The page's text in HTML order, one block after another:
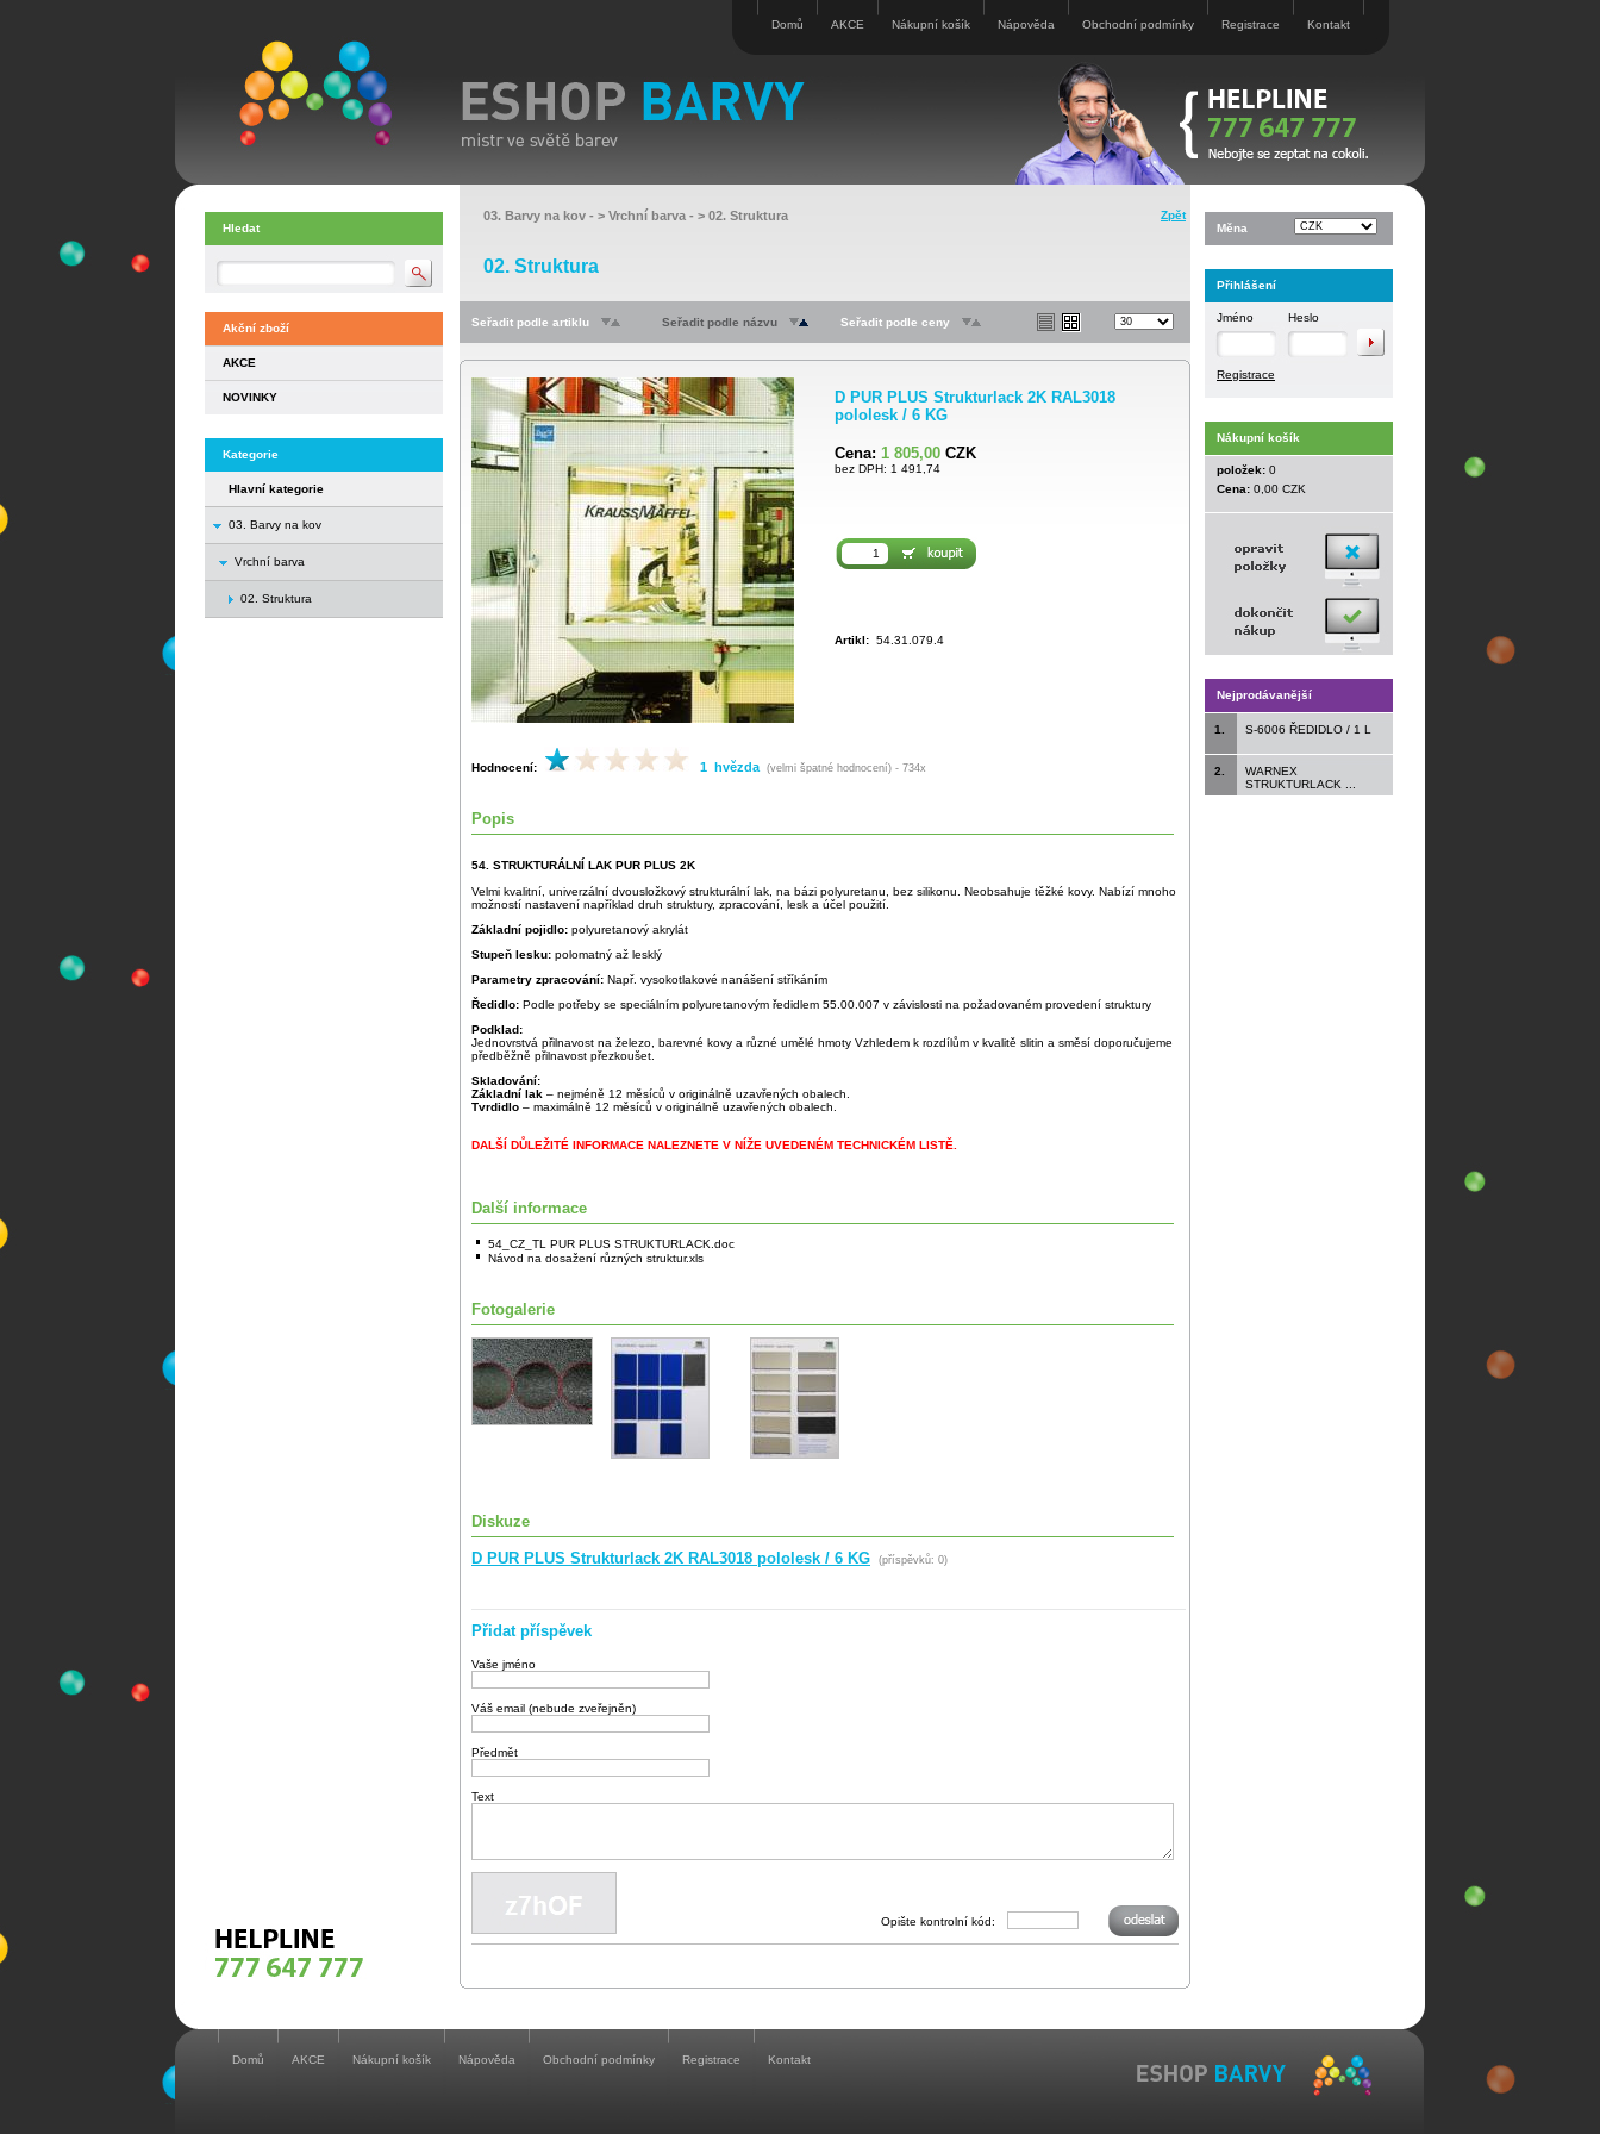
Domů AKCE Nákupní košík Nápověda Obchodní podmínky Registrace Kontakt
Hledat
Akční zboží
AKCE
NOVINKY
Kategorie
Hlavní kategorie
03. Barvy na kov
Vrchní barva
02. Struktura
03. Barvy na kov - > Vrchní barva - > 02. Struktura Zpět
02. Struktura
Seřadit podle artiklu Seřadit podle názvu Seřadit podle ceny
D PUR PLUS Strukturlack 2K RAL3018
pololesk / 6 KG
Cena: 1 805,00 CZK
bez DPH: 1 491,74
Artikl: 54.31.079.4
Hodnocení: 1 hvězda (velmi špatné hodnocení) - 734x
Popis
54. STRUKTURÁLNÍ LAK PUR PLUS 2K
Velmi kvalitní, univerzální dvousložkový strukturální lak, na bázi polyuretanu, bez silikonu. Neobsahuje těžké kovy. Nabízí mnoho
možností nastavení například druh struktury, zpracování, lesk a účel použití.
Základní pojidlo: polyuretanový akrylát
Stupeň lesku: polomatný až lesklý
Parametry zpracování: Např. vysokotlakové nanášení stříkáním
Ředidlo: Podle potřeby se speciálním polyuretanovým ředidlem 55.00.007 v závislosti na požadovaném provedení struktury
Podklad:
Jednovrstvá přilnavost na železo, barevné kovy a různé umělé hmoty Vzhledem k rozdílům v kvalitě slitin a směsí doporučujeme
předběžně přilnavost přezkoušet.
Skladování:
Základní lak – nejméně 12 měsíců v originálně uzavřených obalech.
Tvrdidlo – maximálně 12 měsíců v originálně uzavřených obalech.
DALŠÍ DŮLEŽITÉ INFORMACE NALEZNETE V NÍŽE UVEDENÉM TECHNICKÉM LISTĚ.
Další informace
54_CZ_TL PUR PLUS STRUKTURLACK.doc
Návod na dosažení různých struktur.xls
Fotogalerie
Diskuze
D PUR PLUS Strukturlack 2K RAL3018 pololesk / 6 KG (příspěvků: 0)
Přidat příspěvek
Vaše jméno
Váš email (nebude zveřejněn)
Předmět
Text
Opište kontrolní kód:
Měna
Přihlášení
Jméno Heslo
Registrace
Nákupní košík
položek: 0
Cena: 0,00 CZK
Nejprodávanější
1. S-6006 ŘEDIDLO / 1 L
2.
WARNEX
STRUKTURLACK ...
Domů AKCE Nákupní košík Nápověda Obchodní podmínky Registrace Kontakt